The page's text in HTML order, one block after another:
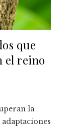
que
el reino
la